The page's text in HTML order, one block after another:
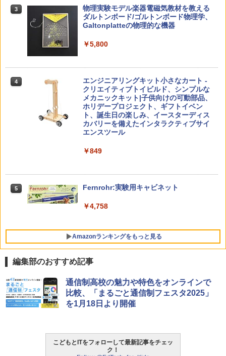
3 先生のためのGoogle AI完全攻略図鑑
￥-
4 子どもが変わる魔法の言葉
￥2,200
向山洋一の系譜、その先へ 授業の腕を磨
￥2,750
カル国旗パズル 知育玩具 おもちゃ 4歳以
￥2,127
Joyreal モンテッソーリ ビジーボード 知
育玩具2 3歳誕生日プレゼント男の子 女
の子 知育玩具 LED おもちゃ 指先知育 早
期開発
￥2,669
5
Amazon Fire HD 10 キッズプロ (10イン
対象年齢6歳から 数千点のキッズコンテ
￥26,980
￥4,290
戦！編
￥1,320
ット図鑑 (サンクチュアリ出版)
3
物理実験モデル楽器電磁気教材を教える
ダルトンボード/ゴルトンボード物理学、
Galtonplatteの物理的な機器
￥5,800
4
エンジニアリングキット小さなカート -
クリエイティブトイビルド、シンプルな
メカニックキット|子供向けの可動部品、
ホリデープロジェクト、ギフトイベン
ト、誕生日の楽しみ、イースターディス
カバリーを備えたインタラクティブサイ
エンスツール
￥849
5 Fernrohr:実験用キャビネット
￥4,758
Amazonランキングをもっと見る
編集部のおすすめ記事
通信制高校の魅力や特色をオンラインで
比較、「まるごと通信制フェスタ2025」
を1月18日より開催
こどもとITをフォローして最新記事をチェッ
ク！